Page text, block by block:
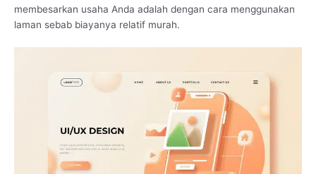
membesarkan usaha Anda adalah dengan cara menggunakan
laman sebab biayanya relatif murah.